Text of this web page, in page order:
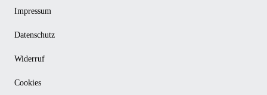
Impressum
Datenschutz
Widerruf
Cookies